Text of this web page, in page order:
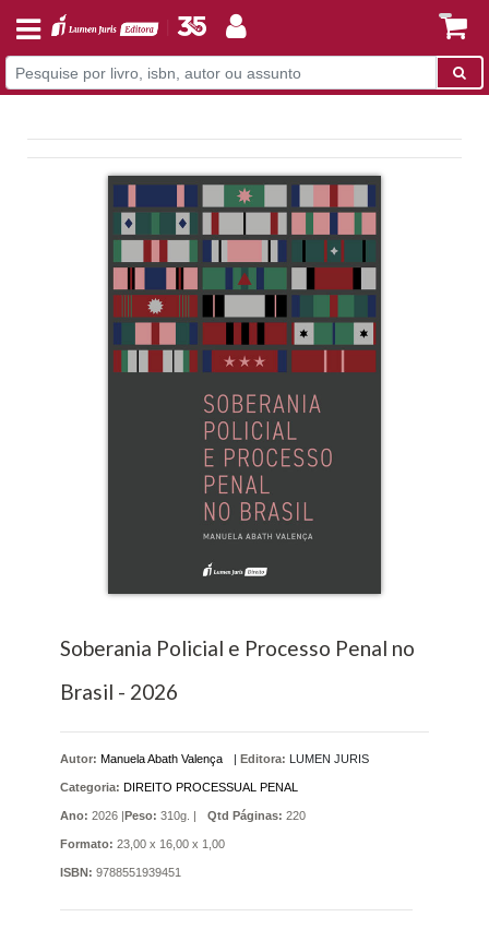
Soberania Policial e Processo Penal no
Brasil - 2026
Autor: Manuela Abath Valença | Editora: LUMEN JURIS
Categoria: DIREITO PROCESSUAL PENAL
Ano: 2026 |Peso: 310g. | Qtd Páginas: 220
Formato: 23,00 x 16,00 x 1,00
ISBN: 9788551939451